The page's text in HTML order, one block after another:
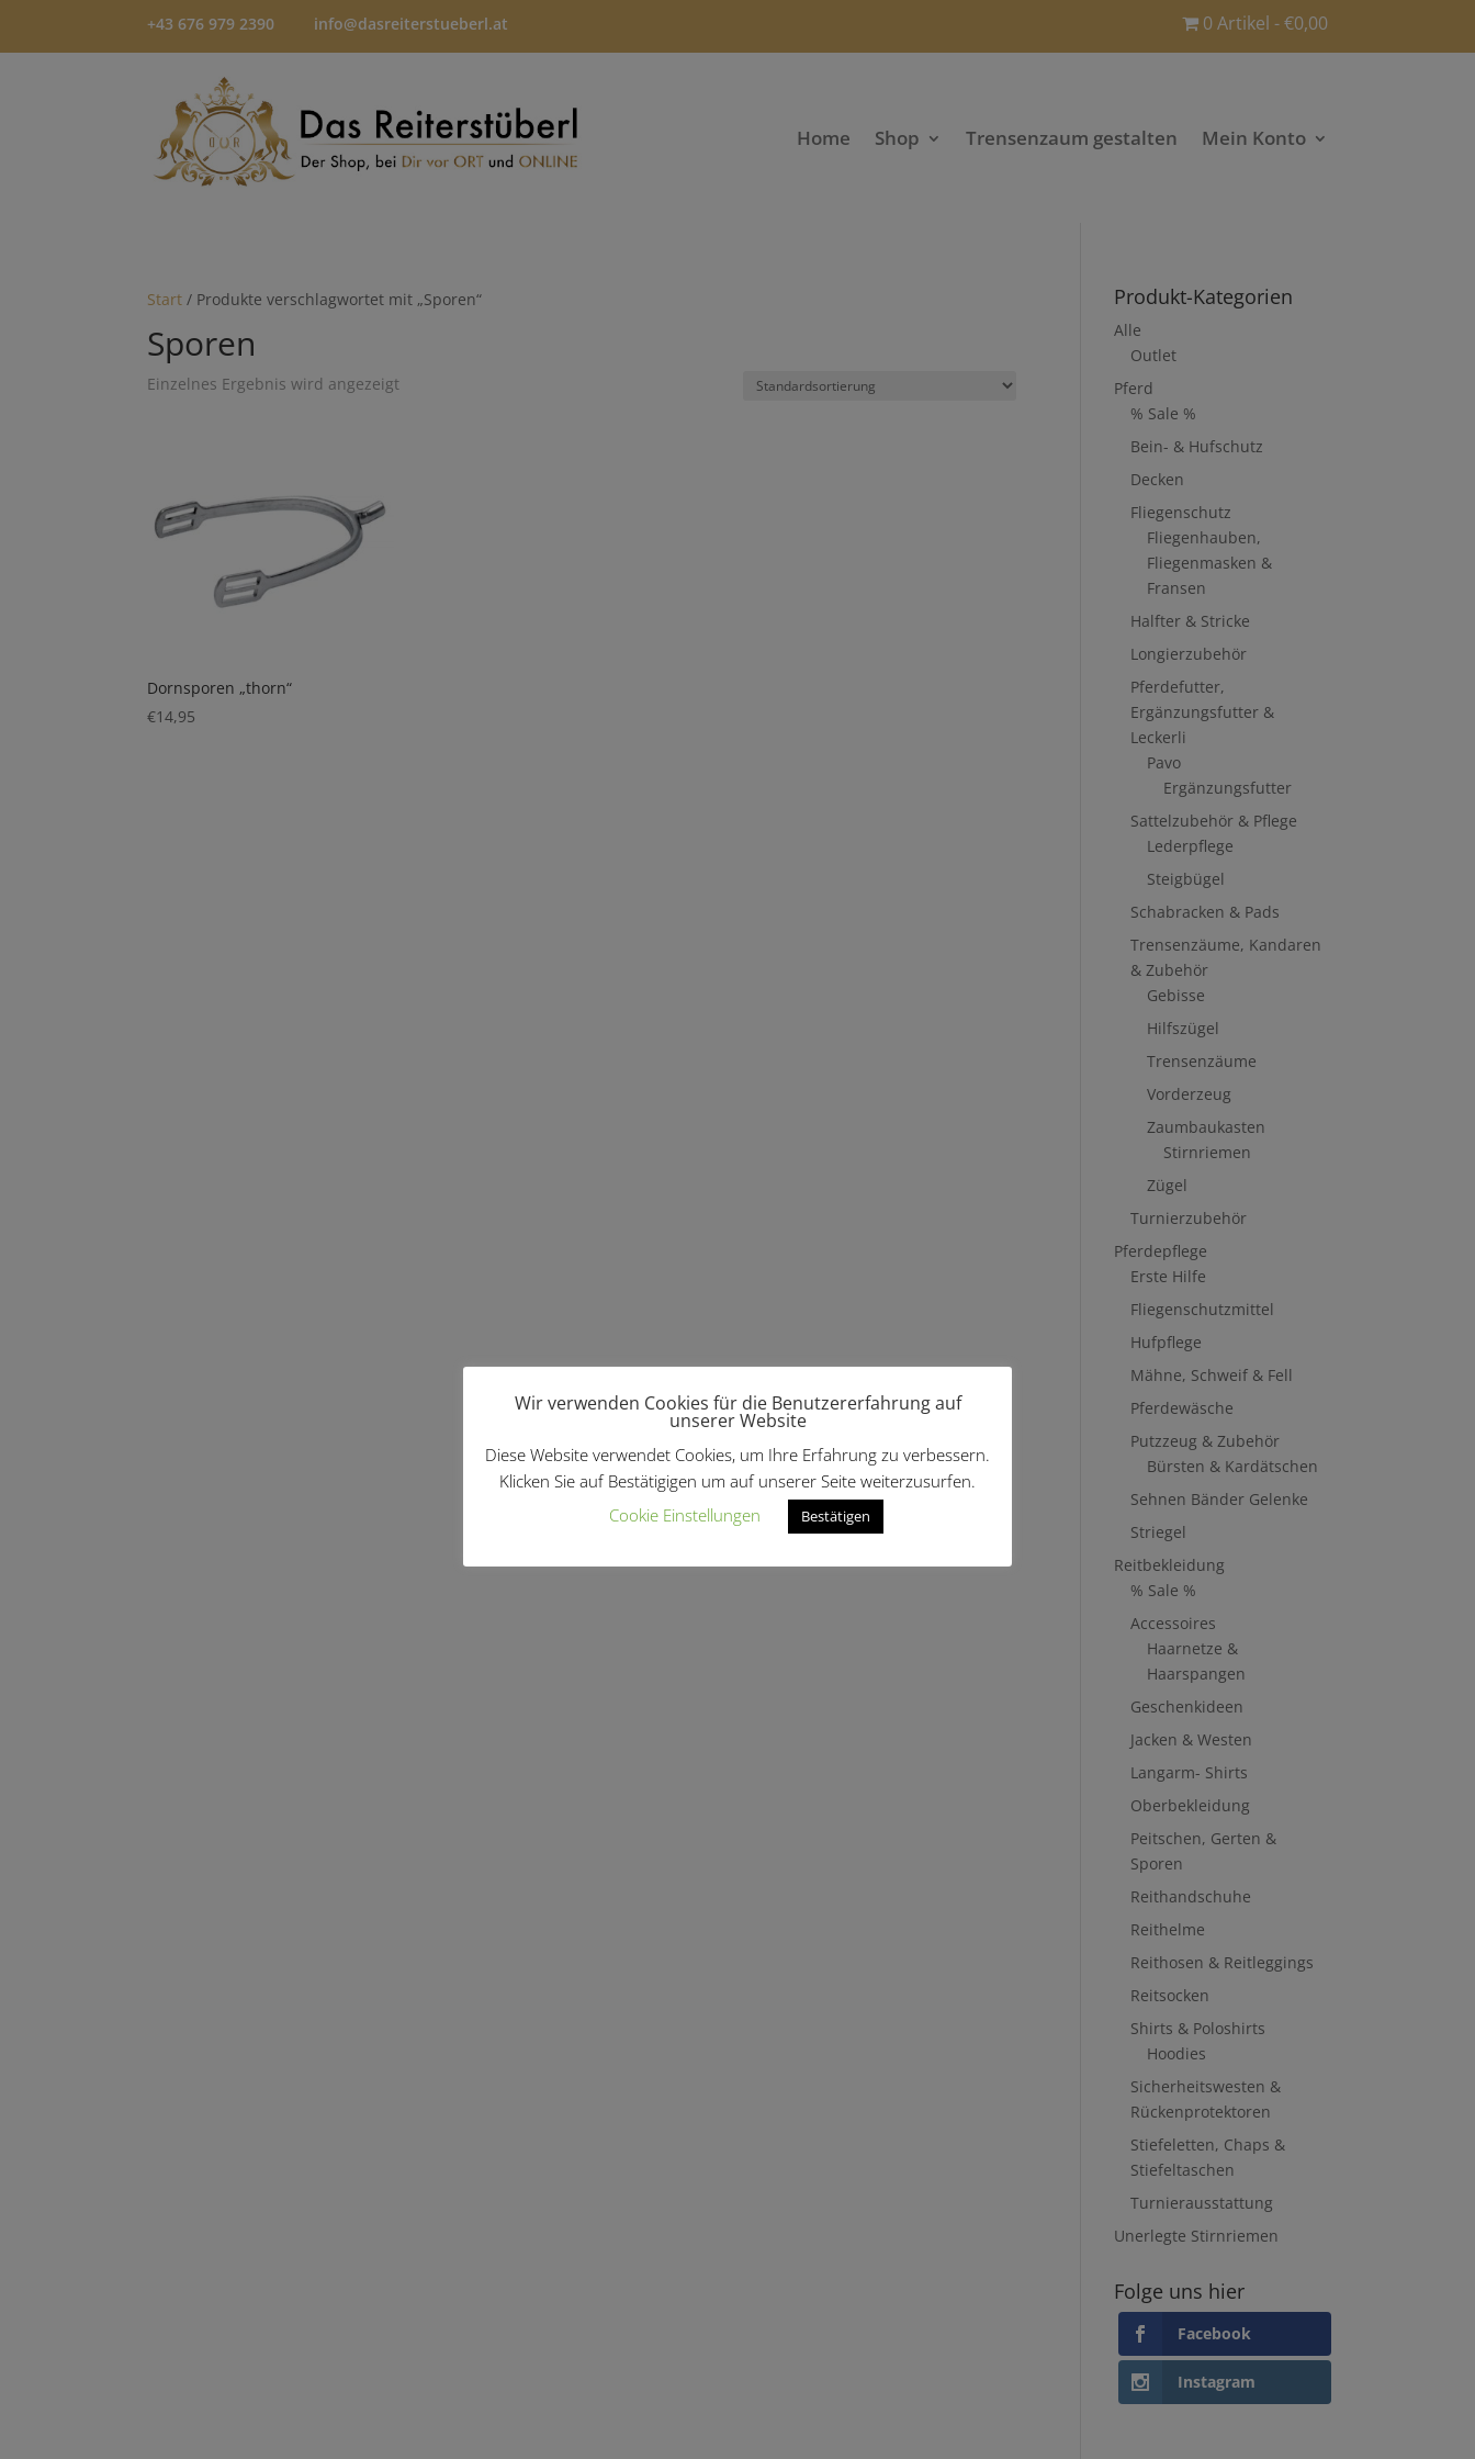
+43 676 979 2390 info@dasreiterstueberl.at 0 Artikel €0,00
Home Shop Trensenzaum gestalten Mein Konto
Start / Produkte verschlagwortet mit „Sporen“
Sporen
Einzelnes Ergebnis wird angezeigt
Dornsporen „thorn“
€14,95
Produkt-Kategorien
Alle
Outlet
Pferd
% Sale %
Bein- & Hufschutz
Decken
Fliegenschutz
Fliegenhauben,
Fliegenmasken &
Fransen
Halfter & Stricke
Longierzubehör
Pferdefutter,
Ergänzungsfutter &
Leckerli
Pavo
Ergänzungsfutter
Sattelzubehör & Pflege
Lederpflege
Steigbügel
Schabracken & Pads
Trensenzäume, Kandaren
& Zubehör
Gebisse
Hilfszügel
Trensenzäume
Vorderzeug
Zaumbaukasten
Stirnriemen
Zügel
Turnierzubehör
Pferdepflege
Erste Hilfe
Fliegenschutzmittel
Hufpflege
Mähne, Schweif & Fell
Pferdewäsche
Putzzeug & Zubehör
Bürsten & Kardätschen
Sehnen Bänder Gelenke
Striegel
Reitbekleidung
% Sale %
Accessoires
Haarnetze &
Haarspangen
Geschenkideen
Jacken & Westen
Langarm- Shirts
Oberbekleidung
Peitschen, Gerten &
Sporen
Reithandschuhe
Reithelme
Reithosen & Reitleggings
Reitsocken
Shirts & Poloshirts
Hoodies
Sicherheitswesten &
Rückenprotektoren
Stiefeletten, Chaps &
Stiefeltaschen
Turnierausstattung
Unerlegte Stirnriemen
Folge uns hier
Facebook
Instagram
Wir verwenden Cookies für die Benutzererfahrung auf
unserer Website
Diese Website verwendet Cookies, um Ihre Erfahrung zu verbessern.
Klicken Sie auf Bestätigigen um auf unserer Seite weiterzusurfen.
Cookie Einstellungen
Bestätigen